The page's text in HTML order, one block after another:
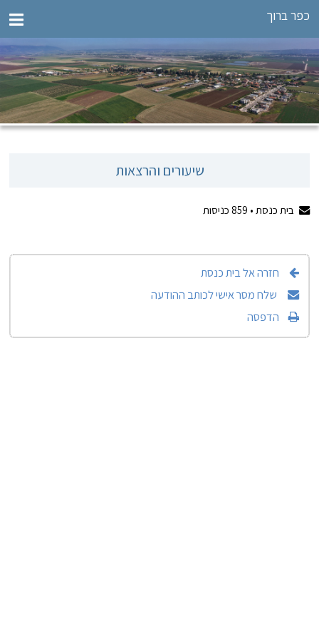
כפר ברוך
שיעורים והרצאות
בית כנסת • 859כניסות
חזרה אל בית כנסת
שלח מסר אישי לכותב ההודעה
הדפסה